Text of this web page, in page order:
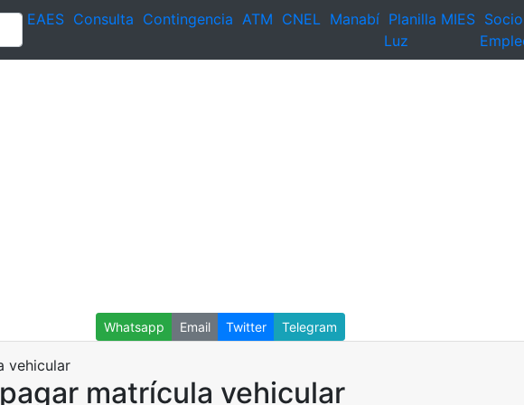
EAES Consulta Contingencia ATM CNEL Manabí Planilla
Luz
MIES Socio
Whatsapp Email Twitter Telegram
matrícula vehicular